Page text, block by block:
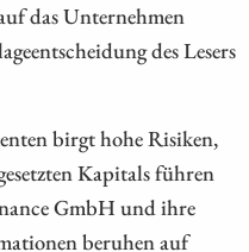
das Unternehmen
des Lesers
birgt hohe Risiken,
Kapitals führen
GmbH und ihre
beruhen auf